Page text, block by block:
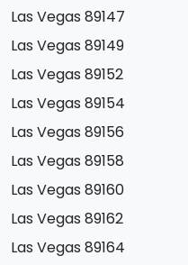
Las Vegas 89147
Las Vegas 89149
Las Vegas 89152
Las Vegas 89154
Las Vegas 89156
Las Vegas 89158
Las Vegas 89160
Las Vegas 89162
Las Vegas 89164